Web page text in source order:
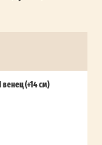
(+14 см)